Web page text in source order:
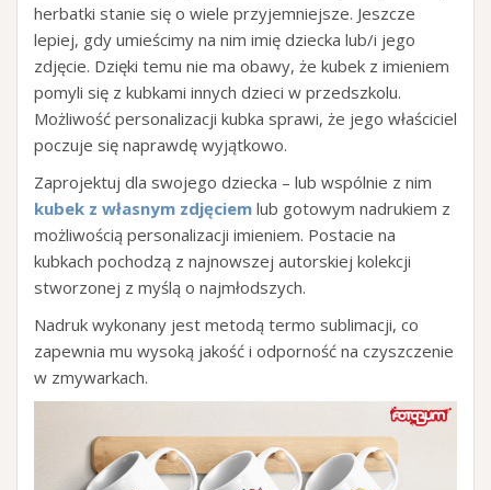
herbatki stanie się o wiele przyjemniejsze. Jeszcze
lepiej, gdy umieścimy na nim imię dziecka lub/i jego
zdjęcie. Dzięki temu nie ma obawy, że kubek z imieniem
pomyli się z kubkami innych dzieci w przedszkolu.
Możliwość personalizacji kubka sprawi, że jego właściciel
poczuje się naprawdę wyjątkowo.
Zaprojektuj dla swojego dziecka – lub wspólnie z nim
kubek z własnym zdjęciem lub gotowym nadrukiem z
możliwością personalizacji imieniem. Postacie na
kubkach pochodzą z najnowszej autorskiej kolekcji
stworzonej z myślą o najmłodszych.
Nadruk wykonany jest metodą termo sublimacji, co
zapewnia mu wysoką jakość i odporność na czyszczenie
w zmywarkach.